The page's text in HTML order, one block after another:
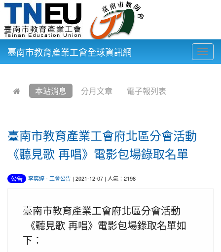
臺南市教育產業工會全球資訊網
本站消息 分月文章 電子報列表
臺南市教育產業工會府北區分會活動
《聽見歌 再唱》電影包場錄取名單
公告 李奕婷- 工會公告 | 2021-12-07 | 人氣：2198
臺南市教育產業工會府北區分會活動
《聽見歌 再唱》電影包場錄取名單如
下：